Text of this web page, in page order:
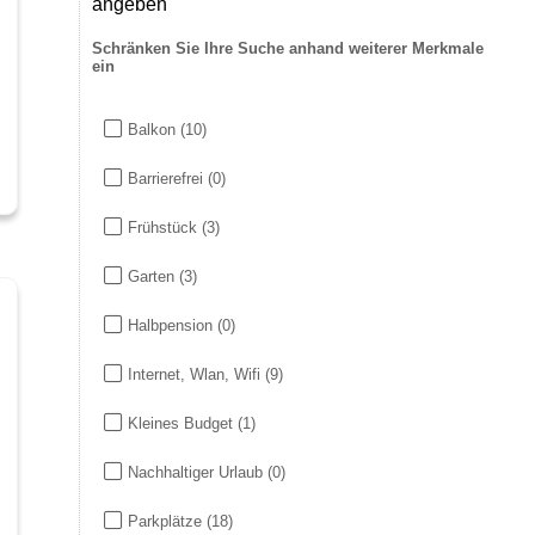
angeben
Schränken Sie Ihre Suche anhand weiterer Merkmale
ein
Balkon (10)
Barrierefrei (0)
Frühstück (3)
Garten (3)
Halbpension (0)
Internet, Wlan, Wifi (9)
Kleines Budget (1)
Nachhaltiger Urlaub (0)
Parkplätze (18)